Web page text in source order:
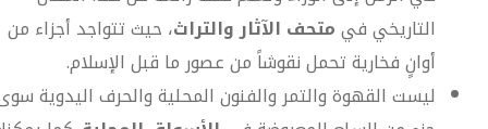
التاريخي فيمتحف الآثار والتراث، حيث تتواجد أجزاء من
أوانٍ فخارية تحمل نقوشاً من عصور ما قبل الإسلام.
ليست القهوة والتمر والفنون المحلية والحرف اليدوية